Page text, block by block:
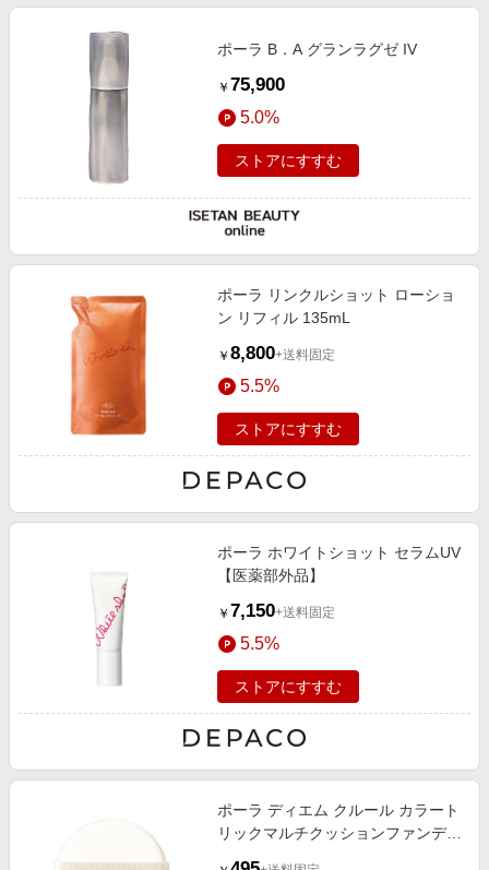
ポーラ B．A グランラグゼ IV
￥ 75,900
5.0%
ストアにすすむ
ポーラ リンクルショット ローショ
ン リフィル 135mL
￥ 8,800+送料固定
5.5%
ストアにすすむ
ポーラ ホワイトショット セラムUV
【医薬部外品】
￥ 7,150+送料固定
5.5%
ストアにすすむ
ポーラ ディエム クルール カラート
リックマルチクッションファンデー